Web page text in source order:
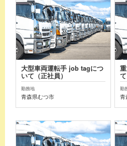
大型車両運転手 job tagにつ
いて（正社員）
勤務地
青森県むつ市
勤
青